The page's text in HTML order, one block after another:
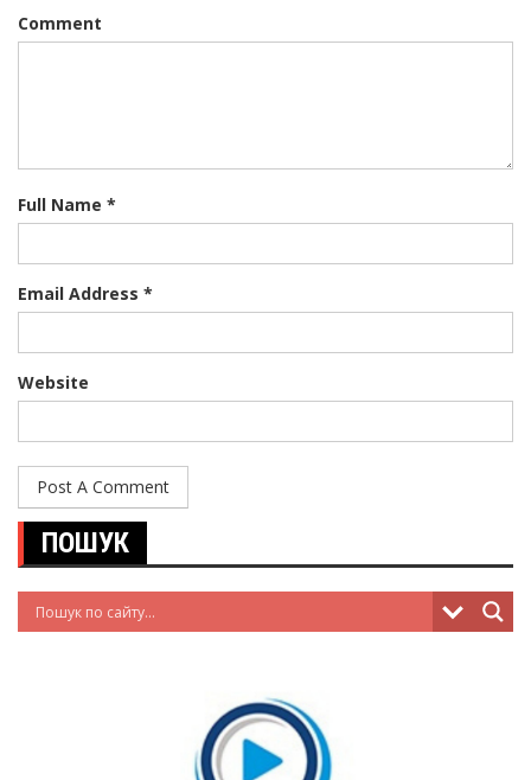
Comment
Full Name *
Email Address *
Website
ПОШУК